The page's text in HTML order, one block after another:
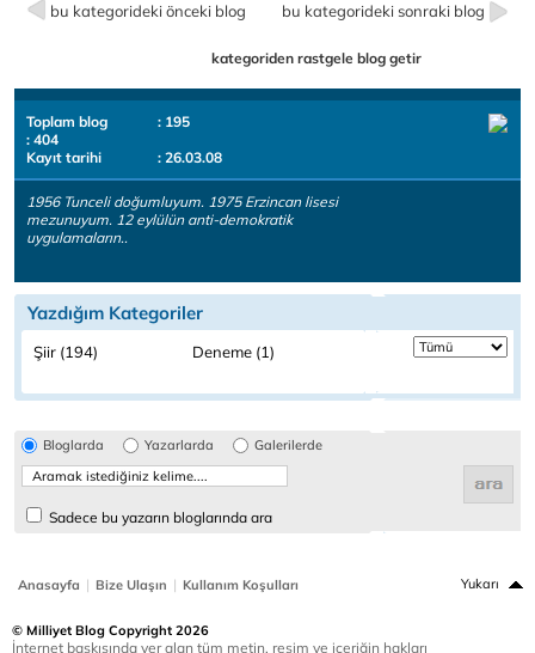
bu kategorideki önceki blog bu kategorideki sonraki blog
kategoriden rastgele blog getir
Toplam blog
: 195
: 404
Kayıt tarihi
: 26.03.08
1956 Tunceli doğumluyum. 1975 Erzincan lisesi
mezunuyum. 12 eylülün anti-demokratik
uygulamaların..
Yazdığım Kategoriler
Şiir (194) Deneme (1)
Bloglarda Yazarlarda Galerilerde
Sadece bu yazarın bloglarında ara
Anasayfa | Bize Ulaşın | Kullanım Koşulları Yukarı
© Milliyet Blog Copyright 2026
İnternet baskısında yer alan tüm metin, resim ve içeriğin hakları